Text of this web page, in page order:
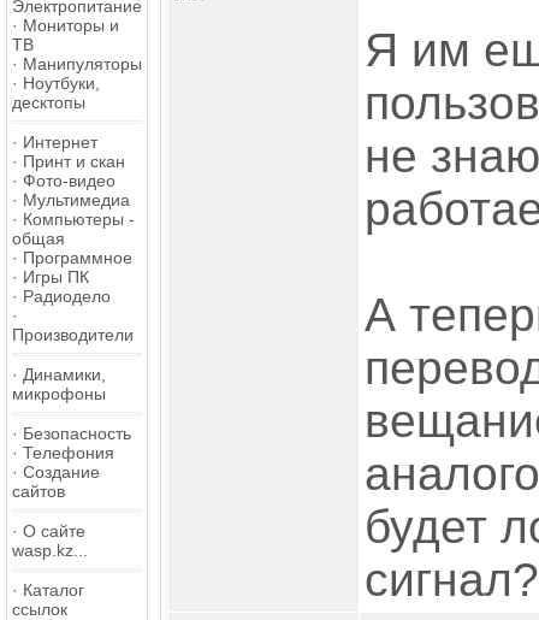
Электропитание
· Мониторы и
ТВ
· Манипуляторы
· Ноутбуки,
десктопы
· Интернет
· Принт и скан
· Фото-видео
· Мультимедиа
· Компьютеры -
общая
· Программное
· Игры ПК
· Радиодело
·
Производители
· Динамики,
микрофоны
· Безопасность
· Телефония
· Создание
сайтов
· О сайте
wasp.kz...
· Каталог
ссылок
Я им
не
А
будет
сигнал?